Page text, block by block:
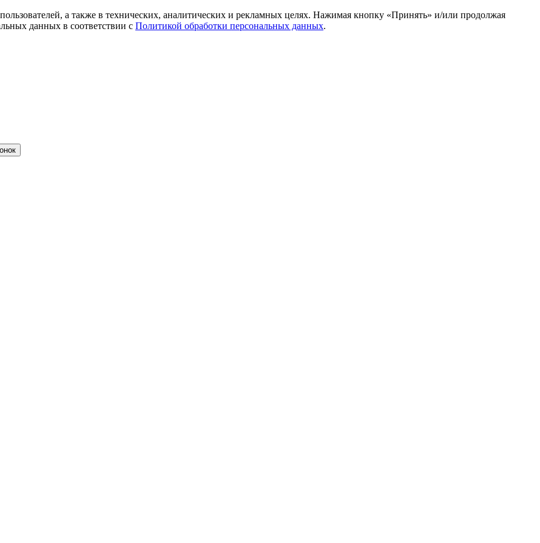
а также в технических, аналитических и рекламных целях. Нажимая кнопку «Принять» и/или продолжая
данных в соответствии с Политикой обработки персональных данных.